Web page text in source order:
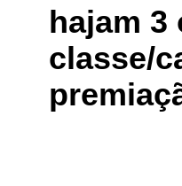
hajam
classe/